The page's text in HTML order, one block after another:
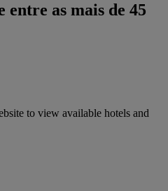
entre as mais de 45
to view available hotels and